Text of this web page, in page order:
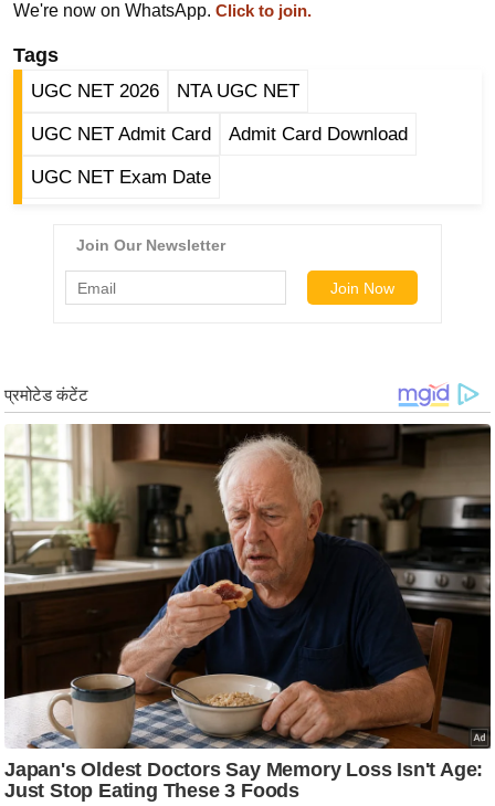
नो
रं
न
ज
त
वु
ड
फि
ल्म
स
मी
क्षा
a
k
n
We're now on WhatsApp. Click to join.
Tags
UGC NET 2026 NTA UGC NET
UGC NET Admit Card Admit Card Download
UGC NET Exam Date